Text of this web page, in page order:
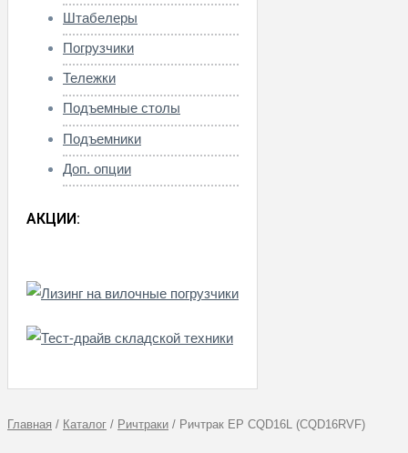
Штабелеры
Погрузчики
Тележки
Подъемные столы
Подъемники
Доп. опции
АКЦИИ:
Главная / Каталог / Ричтраки / Ричтрак EP CQD16L (CQD16RVF)